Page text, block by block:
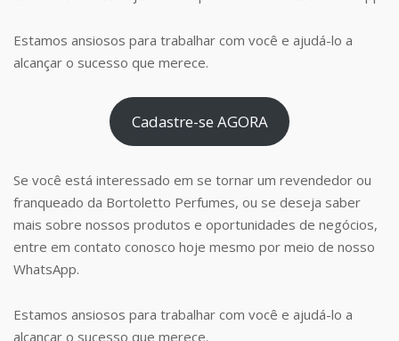
Estamos ansiosos para trabalhar com você e ajudá-lo a
alcançar o sucesso que merece.
Cadastre-se AGORA
Se você está interessado em se tornar um revendedor ou
franqueado da Bortoletto Perfumes, ou se deseja saber
mais sobre nossos produtos e oportunidades de negócios,
entre em contato conosco hoje mesmo por meio de nosso
WhatsApp.
Estamos ansiosos para trabalhar com você e ajudá-lo a
alcançar o sucesso que merece.